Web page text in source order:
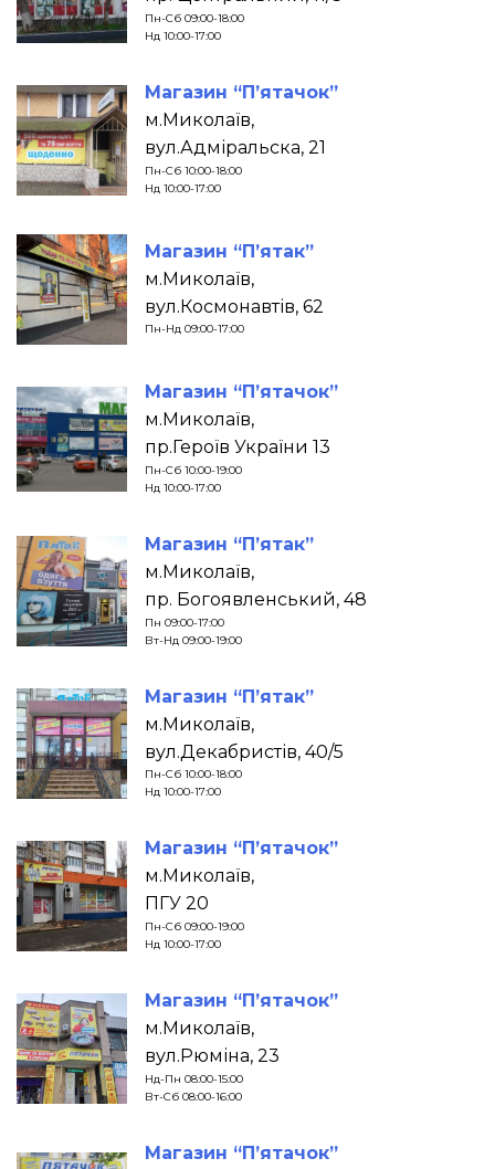
Пн-Сб 09:00-18:00
Нд 10:00-17:00
Магазин “П’ятачок”
м.Миколаїв,
вул.Адміральска, 21
Пн-Сб 10:00-18:00
Нд 10:00-17:00
Магазин “П’ятак”
м.Миколаїв,
вул.Космонавтів, 62
Пн-Нд 09:00-17:00
Магазин “П’ятачок”
м.Миколаїв,
пр.Героїв України 13
Пн-Сб 10:00-19:00
Нд 10:00-17:00
Магазин “П’ятак”
м.Миколаїв,
пр. Богоявленський, 48
Пн 09:00-17:00
Вт-Нд 09:00-19:00
Магазин “П’ятак”
м.Миколаїв,
вул.Декабристів, 40/5
Пн-Сб 10:00-18:00
Нд 10:00-17:00
Магазин “П’ятачок”
м.Миколаїв,
ПГУ 20
Пн-Сб 09:00-19:00
Нд 10:00-17:00
Магазин “П’ятачок”
м.Миколаїв,
вул.Рюміна, 23
Нд-Пн 08:00-15:00
Вт-Сб 08:00-16:00
Магазин “П’ятачок”